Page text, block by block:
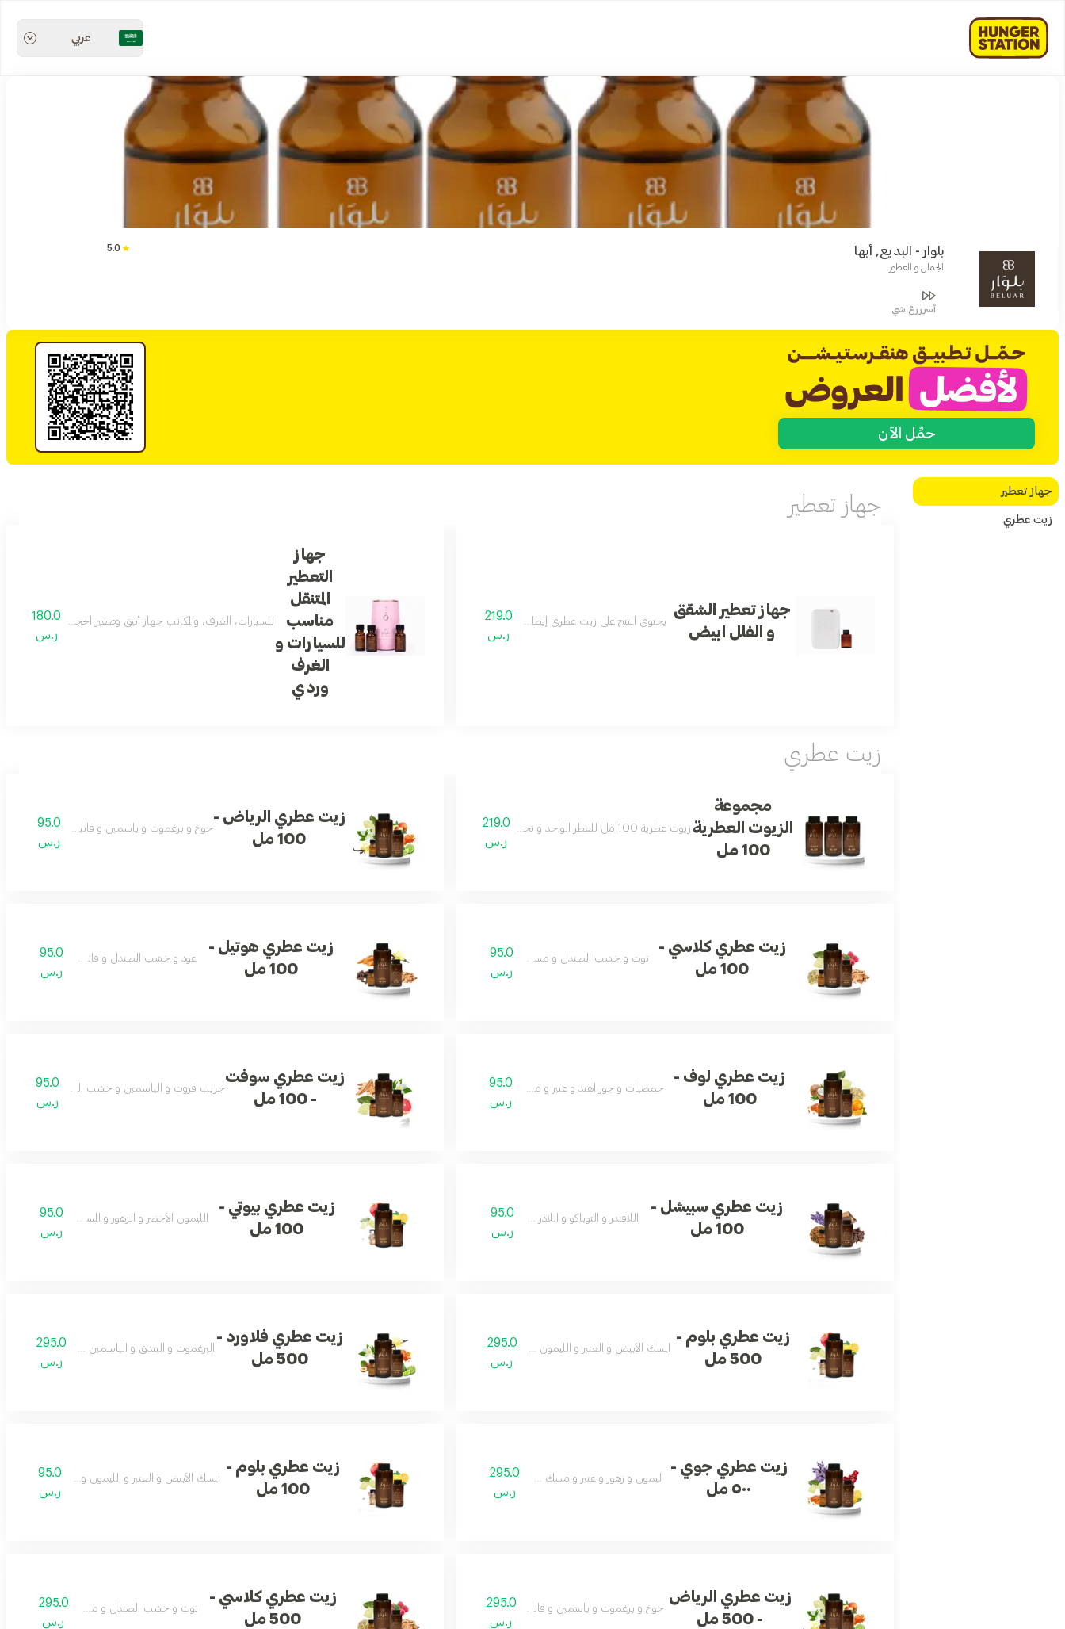
عربي
بلوار - البديع, أبها
الجمال و العطور
5.0
أسرررع شي
حمِّل الآن
جهاز تعطير
زيت عطري
جهاز تعطير
جهاز تعطير الشقق
و الفلل ابيض
يحتوي المنتج على زيت عطري إيطالي مجاني حجم 100 مل
219.0
ر.س
جهاز
التعطير
المتنقل
مناسب
للسيارات و
الغرف
وردي
للسيارات، الغرف، والمكاتب جهاز أنيق وصغير الحجم يعمل بتقنية
180.0
ر.س
زيت عطري
مجموعة
الزيوت العطرية
100 مل
زيوت عطرية 100 مل للعطر الواحد و تحتوي على الزيوت العطرية سوفت و بيوتي و جوي
219.0
ر.س
زيت عطري الرياض -
100 مل
خوخ و برغموت و ياسمين و فانيلا و مسك و عنبر
95.0
ر.س
زيت عطري كلاسي -
100 مل
توت و خشب الصندل و مسك و لبان
95.0
ر.س
زيت عطري هوتيل -
100 مل
عود و خشب الصندل و فانيلا و جزر95.0
ر.س
زيت عطري لوف -
100 مل
حمضيات و جوز الهند و عنبر و مسك و لبان
95.0
ر.س
زيت عطري سوفت
- 100 مل
جريب فروت و الياسمين و خشب الصندل و المسك
95.0
ر.س
زيت عطري سبيشل -
100 مل
اللافندر و التوباكو و اللاذر و العود95.0
ر.س
زيت عطري بيوتي -
100 مل
الليمون الأخضر و الزهور و المسك و التفاح
95.0
ر.س
زيت عطري بلوم -
500 مل
المسك الأبيض و العنبر و الليمون و الزهور و التفاح
295.0
ر.س
زيت عطري فلاورد -
500 مل
البرغموت و البندق و الياسمين و الفانيلا و العنبر
295.0
ر.س
زيت عطري جوي -
٥٠٠ مل
ليمون و زهور و عنبر و مسك و باتشولي
295.0
ر.س
زيت عطري بلوم -
100 مل
المسك الأبيض و العنبر و الليمون و الزهور و التفاح
95.0
ر.س
زيت عطري الرياض
- 500 مل
خوخ و برغموت و ياسمين و فانيلا و مسك و عنبر
295.0
ر.س
زيت عطري كلاسي -
500 مل
توت و خشب الصندل و مسك و لبان
295.0
ر.س